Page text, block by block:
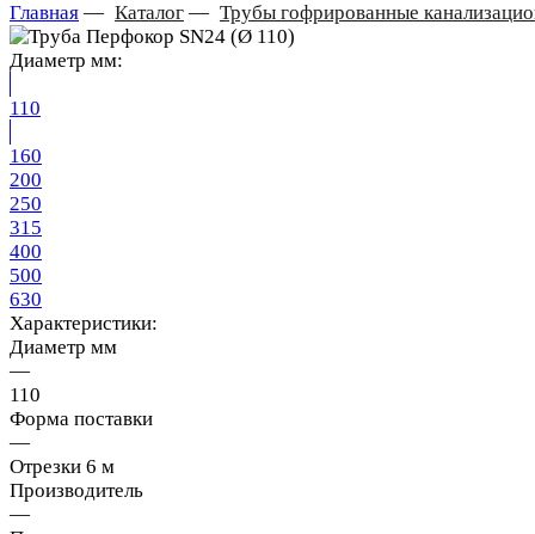
Главная — Каталог— Трубы гофрированные
Диаметр мм:
110
160
200
250
315
400
500
630
Характеристики:
Диаметр мм
—
110
Форма поставки
—
Отрезки 6 м
Производитель
—